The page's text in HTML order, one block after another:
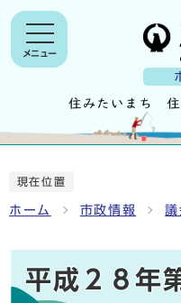
メニュー
現在位置
ホーム 市政情報 議
平成２８年